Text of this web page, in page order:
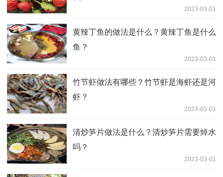
2023-03-01
黄辣丁鱼的做法是什么？黄辣丁鱼是什么
鱼？
2023-03-01
竹节虾做法有哪些？竹节虾是海虾还是河
虾？
2023-03-01
清炒笋片做法是什么？清炒笋片需要焯水
吗？
2023-03-01